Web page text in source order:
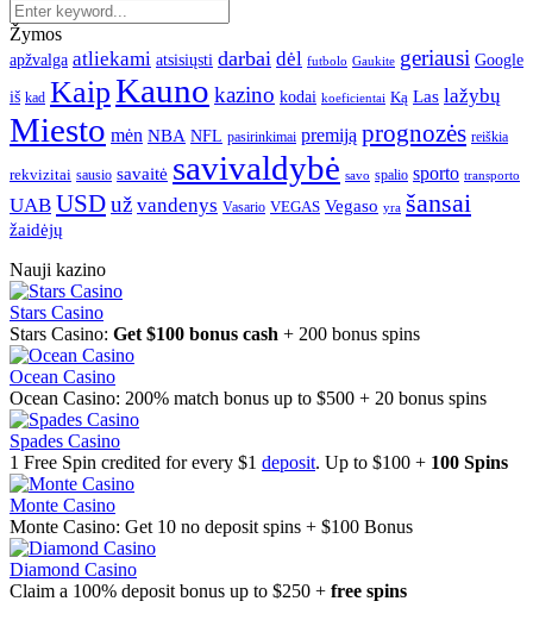
Žymos
apžvalga atliekami atsisiųsti darbai dėl futbolo Gaukite geriausi Google
iš kad KaipKauno kazino kodai koeficientai Ką Las lažybų
Miesto mėn NBA NFL pasirinkimai premiją prognozės reiškia
rekvizitai sausio savaitė savivaldybė savo spalio sporto transporto
UAB USDuž vandenys Vasario VEGAS Vegaso yra šansai
žaidėjų
Nauji kazino
Stars Casino
Stars Casino: Get $100 bonus cash + 200 bonus spins
Ocean Casino
Ocean Casino: 200% match bonus up to $500 + 20 bonus spins
Spades Casino
1 Free Spin credited for every $1 deposit. Up to $100 + 100 Spins
Monte Casino
Monte Casino: Get 10 no deposit spins + $100 Bonus
Diamond Casino
Claim a 100% deposit bonus up to $250 + free spins